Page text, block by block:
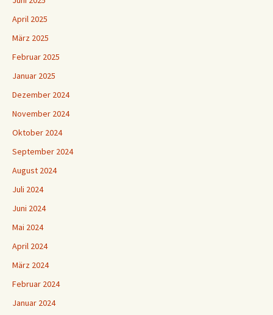
April 2025
März 2025
Februar 2025
Januar 2025
Dezember 2024
November 2024
Oktober 2024
September 2024
August 2024
Juli 2024
Juni 2024
Mai 2024
April 2024
März 2024
Februar 2024
Januar 2024